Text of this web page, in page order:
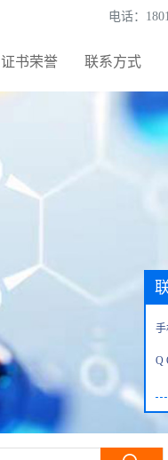
电话：
证书荣誉 联系方式
手
Q